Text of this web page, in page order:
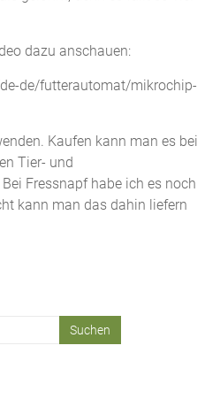
dazu anschauen:
de/futterautomat/mikrochip-
Kaufen kann man es bei
Tier- und
Fressnapf habe ich es noch
kann man das dahin liefern